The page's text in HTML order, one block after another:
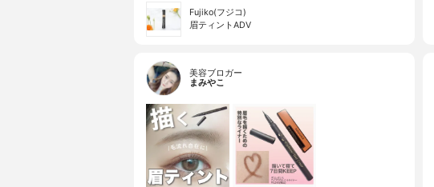
Fujiko(フジコ)
眉ティントADV
美容ブロガー
まみやこ